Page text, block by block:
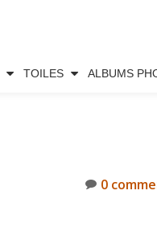
TOILES ALBUMS
0